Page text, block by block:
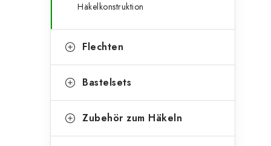
s
e
Häkelkonstruktion
Flechten
Bastelsets
Zubehör zum Häkeln